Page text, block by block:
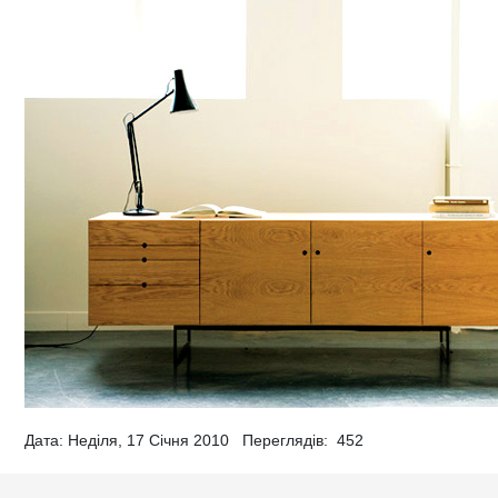
Дата: Неділя, 17 Січня 2010 Переглядів: 452